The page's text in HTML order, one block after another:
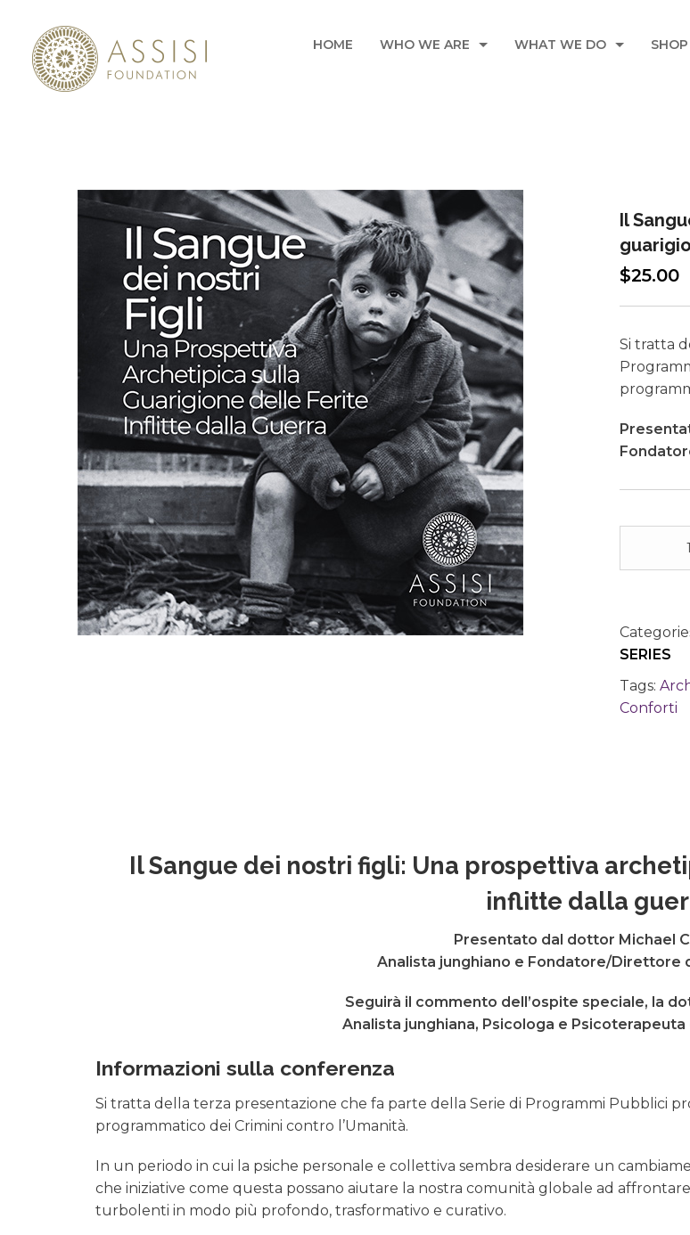
HOME WHO WE ARE WHAT WE DO SHOP
Il
$25.00
Si tratta
Una
sulla
quantity
SERIES
Tags:
Conforti
Il Sangue dei nostri figli: Una prospettiva
inflitte dalla
Presentato dal dottor Michael
Analista junghiano e Fondatore/Direttore
Seguirà il commento dell’ospite speciale, la
Analista junghiana, Psicologa e
Informazioni sulla conferenza
Si tratta della terza presentazione che fa parte della Serie di Programmi Pubblici
programmatico dei Crimini contro l’Umanità.
In un periodo in cui la psiche personale e collettiva sembra desiderare un
che iniziative come questa possano aiutare la nostra comunità globale ad
turbolenti in modo più profondo, trasformativo e curativo.